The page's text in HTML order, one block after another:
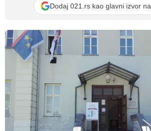
Dodaj 021.rs kao glavni izvor